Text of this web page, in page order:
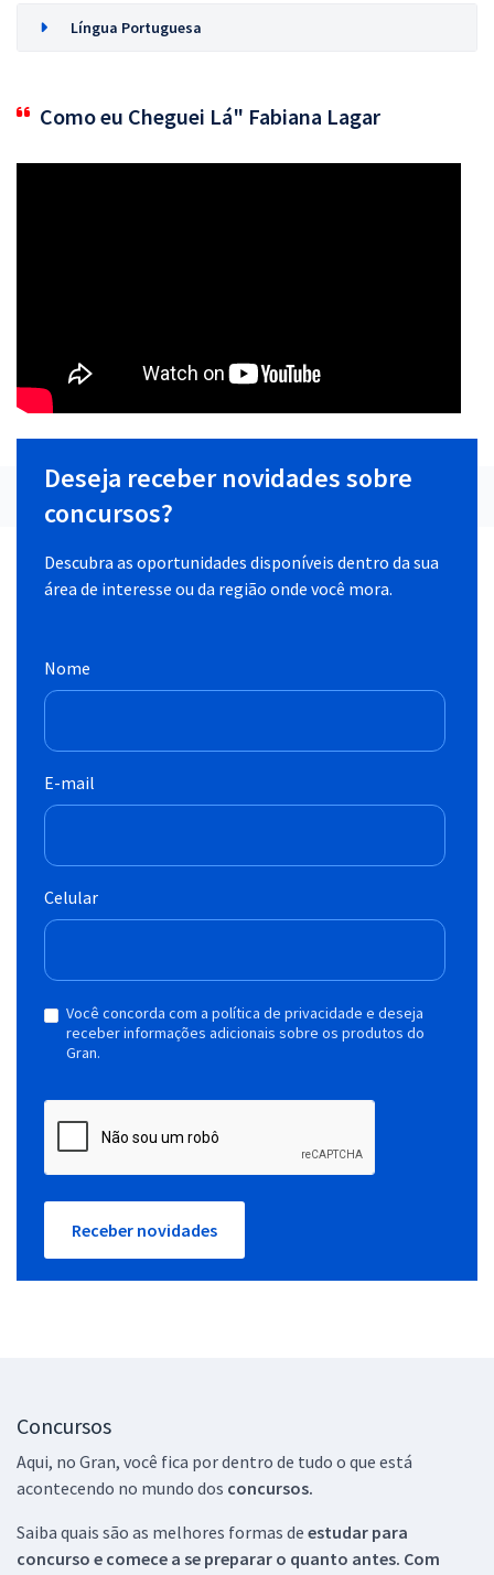
Língua Portuguesa
Como eu Cheguei Lá" Fabiana Lagar
Deseja receber novidades sobre
concursos?
Descubra as oportunidades disponíveis dentro da sua
área de interesse ou da região onde você mora.
Nome
E-mail
Celular
Você concorda com a política de privacidade e deseja
receber informações adicionais sobre os produtos do
Gran.
Receber novidades
Concursos
Aqui, no Gran, você fica por dentro de tudo o que está
acontecendo no mundo dos concursos.
Saiba quais são as melhores formas de estudar para
concurso e comece a se preparar o quanto antes. Com